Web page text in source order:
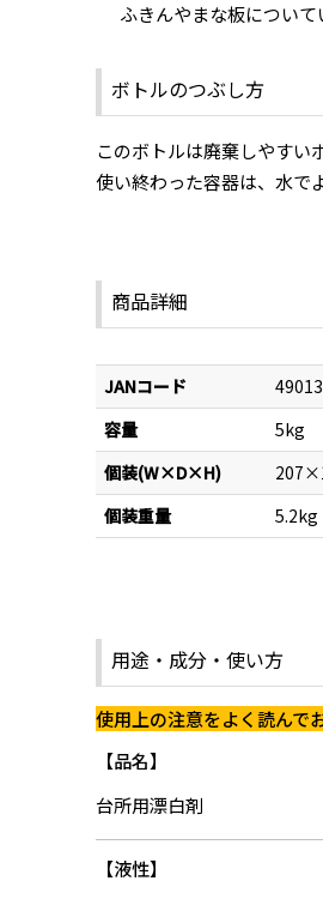
ふきんやまな板について
ボトルのつぶし方
このボトルは廃棄しやすい
使い終わった容器は、水で
商品詳細
JANコード
容量
5kg
個装(W×D×H)
個装重量
5.2kg
用途・成分・使い方
使用上の注意をよく読んで
品名
台所用漂白剤
液性